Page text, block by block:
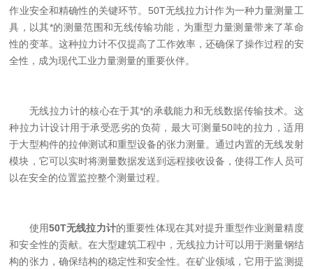
作业安全和精确性的关键环节。50T无线拉力计作为一种力量测量工
具，以其*的测量范围和无线传输功能，为重型力量测量带来了革命
性的变革。这种拉力计不仅提高了工作效率，还确保了操作过程的安
全性，成为现代工业力量测量的重要伙伴。
无线拉力计的核心在于其*的承载能力和无线数据传输技术。这
种拉力计设计用于承受恶劣的负荷，最大可测量50吨的拉力，适用
于大型构件的拉伸测试和重型设备的张力测量。通过内置的无线发射
模块，它可以实时将测量数据发送到远程接收设备，使得工作人员可
以在安全的位置监控整个测量过程。
使用50T无线拉力计的重要性体现在其对提升重型作业测量精度
和安全性的贡献。在大型建筑工程中，无线拉力计可以用于测量钢结
构的张力，确保结构的稳定性和安全性。在矿业领域，它用于监测提